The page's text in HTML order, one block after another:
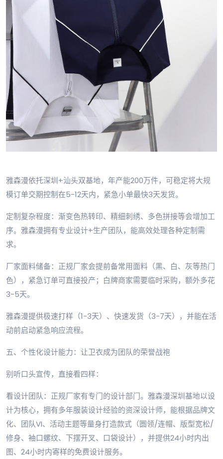
雅森漫依托深圳+汕头双基地，年产能200万件，可稳定将大规
模订单交期控制在5-12天内，紧急小单最快3天发货。
定制复杂程度：渐变色热转印、精细刺绣、多色拼接等会增加工
序。雅森漫拥有专业设计+生产团队，能高效处理各种定制需
求。
厂家面料储备：正规厂家会提前备常用面料（黑、白、灰等热门
色），紧急订单可直接投产；白牌商家需要临时采购，额外多花
3-5天。
雅森漫提供极速打样（1-3天）、快速发货（3-7天），并能在活
动前启动紧急响应流程。
五、个性化设计能力：让卫衣成为团队的荣誉战袍
别听口头宣传，直接看四样：
看设计团队：正规厂家有专门的设计部门。雅森漫深圳基地以设
计为核心，拥有多年服装设计经验的资深设计师，能根据品牌文
化、团队VI、活动主题等量身打造款式（圆领/连帽、版型宽松/
修身、袖口螺纹、下摆开叉、口袋设计），并提供24小时内出
图、24小时内寄样的免费设计服务。